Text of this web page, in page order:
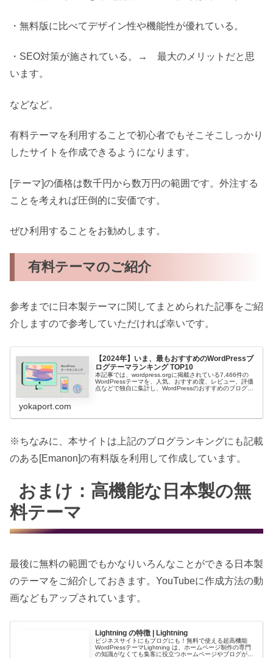
・無料版に比べてデザイン性や機能性が優れている。
・SEO対策が施されている。→ 最大のメリットだと思
います。
などなど。
有料テーマを利用することで初心者でもそこそこしっかり
したサイトを作成できるようになります。
[テーマ]の価格は数千円から数万円の範囲です。外注する
ことを考えれば圧倒的に安価です。
ぜひ利用することをお勧めします。
有料テーマのご紹介
参考までに日本製テーマに関してまとめられた記事をご紹
介しますので参考していただければ幸いです。
【2024年】いま、最もおすすめのWordPressブ
ログテーマランキング TOP10
本記事では、wordpress.orgに掲載されている7,466件の
WordPressテーマを、人気、おすすめ度、レビュー、評価
点などで独自に集計し、WordPressのおすすめのブログテ
yokaport.com
※ちなみに、本サイトは上記のブログランキングにも記載
のある[Emanon]の有料版を利用して作成しています。
おまけ：高機能な日本製の無
料テーマ
最後に無料の範囲でもかなりいろんなことができる日本製
のテーマをご紹介しておきます。YouTubeに作成方法の動
画などもアップされています。
Lightning の特徴 | Lightning
ビジネスサイトにもブログにも！無料で使える超高機能
WordPressテーマLightning は、ホームページ制作の専門
の知識がなくても集客に役立つホームページやブログが簡